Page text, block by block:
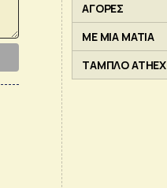
ΑΓΟΡΕΣ
ΜΕ ΜΙΑ ΜΑΤΙΑ
ΤΑΜΠΛΟ ATHEX